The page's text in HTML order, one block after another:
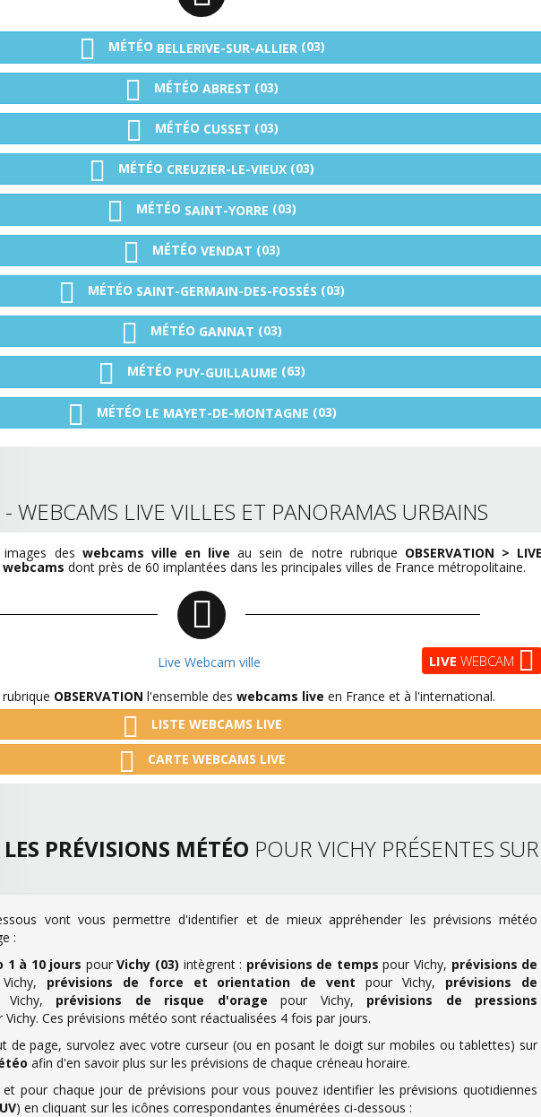
MÉTÉO BELLERIVE-SUR-ALLIER (03)
MÉTÉO ABREST (03)
MÉTÉO CUSSET (03)
MÉTÉO CREUZIER-LE-VIEUX (03)
MÉTÉO SAINT-YORRE (03)
MÉTÉO VENDAT (03)
MÉTÉO SAINT-GERMAIN-DES-FOSSÉS (03)
MÉTÉO GANNAT (03)
MÉTÉO PUY-GUILLAUME (63)
MÉTÉO LE MAYET-DE-MONTAGNE (03)
- WEBCAMS LIVE VILLES ET PANORAMAS URBAINS
des webcams ville en live au sein de notre rubrique OBSERVATION >
webcams dont près de 60 implantées dans les principales villes de France métropolitaine.
LIVE WEBCAM
OBSERVATION l'ensemble des webcams live en France et à l'international.
LISTE WEBCAMS LIVE
CARTE WEBCAMS LIVE
PRÉVISIONS MÉTÉO POUR VICHY PRÉSENTES SUR
vont vous permettre d'identifier et de mieux appréhender les prévisions météo
:
1 à 10 jours pourVichy (03) intègrent : prévisions de temps pour Vichy, prévisions de
prévisions de force et orientation de vent pour Vichy, prévisions de
prévisions de risque d'orage pour Vichy, prévisions de pressions
Vichy. Ces prévisions météo sont réactualisées 4 fois par jours.
de page, survolez avec votre curseur (ou en posant le doigt sur mobiles ou tablettes) sur
afin d'en savoir plus sur les prévisions de chaque créneau horaire.
pour chaque jour de prévisions pour vous pouvez identifier les prévisions quotidiennes
) en cliquant sur les icônes correspondantes énumérées ci-dessous :